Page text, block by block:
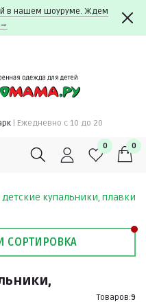
в нашем шоуруме. Ждем
→
| Ежедневно c 10 до 20
0 0
купальники, плавки
СОРТИРОВКА
Товаров:9